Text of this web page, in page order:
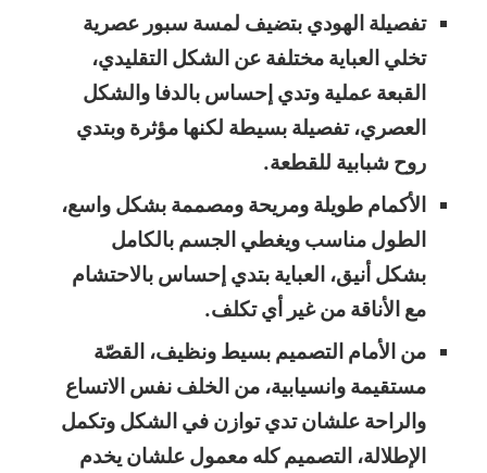
تفصيلة الهودي بتضيف لمسة سبور عصرية
تخلي العباية مختلفة عن الشكل التقليدي،
القبعة عملية وتدي إحساس بالدفا والشكل
العصري، تفصيلة بسيطة لكنها مؤثرة وبتدي
روح شبابية للقطعة.
الأكمام طويلة ومريحة ومصممة بشكل واسع،
الطول مناسب ويغطي الجسم بالكامل
بشكل أنيق، العباية بتدي إحساس بالاحتشام
مع الأناقة من غير أي تكلف.
من الأمام التصميم بسيط ونظيف، القصّة
مستقيمة وانسيابية، من الخلف نفس الاتساع
والراحة علشان تدي توازن في الشكل وتكمل
الإطلالة، التصميم كله معمول علشان يخدم